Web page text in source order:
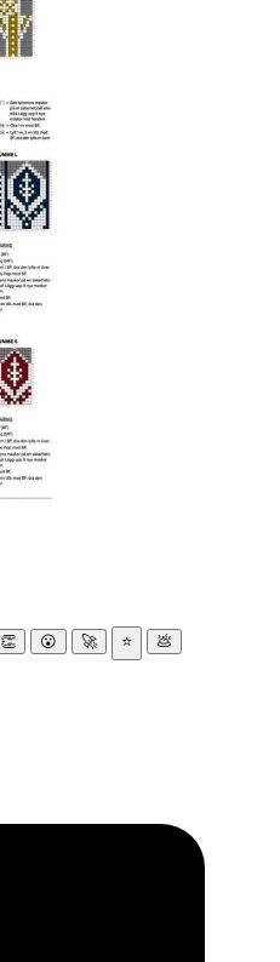
👏 😮 🚀 ⭐ 💩